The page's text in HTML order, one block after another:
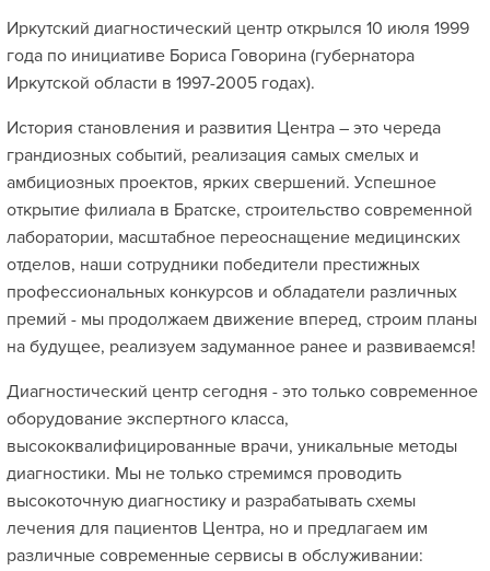
Иркутский диагностический центр открылся 10 июля 1999
года по инициативе Бориса Говорина (губернатора
Иркутской области в 1997-2005 годах).
История становления и развития Центра – это череда
грандиозных событий, реализация самых смелых и
амбициозных проектов, ярких свершений. Успешное
открытие филиала в Братске, строительство современной
лаборатории, масштабное переоснащение медицинских
отделов, наши сотрудники победители престижных
профессиональных конкурсов и обладатели различных
премий - мы продолжаем движение вперед, строим планы
на будущее, реализуем задуманное ранее и развиваемся!
Диагностический центр сегодня - это только современное
оборудование экспертного класса,
высококвалифицированные врачи, уникальные методы
диагностики. Мы не только стремимся проводить
высокоточную диагностику и разрабатывать схемы
лечения для пациентов Центра, но и предлагаем им
различные современные сервисы в обслуживании: